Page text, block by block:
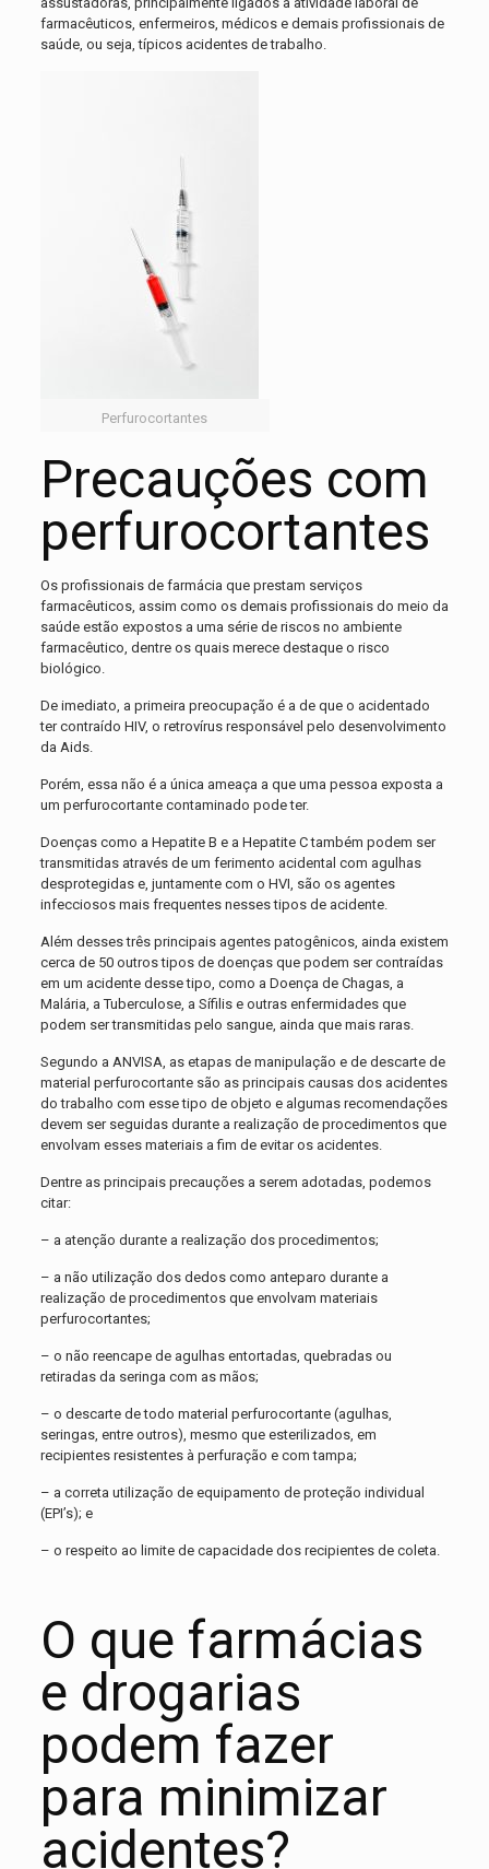
farmacêuticos, enfermeiros, médicos e demais profissionais de
saúde, ou seja, típicos acidentes de trabalho.
Perfurocortantes
Precauções com
perfurocortantes
Os profissionais de farmácia que prestam serviços
farmacêuticos, assim como os demais profissionais do meio da
saúde estão expostos a uma série de riscos no ambiente
farmacêutico, dentre os quais merece destaque o risco
biológico.
De imediato, a primeira preocupação é a de que o acidentado
ter contraído HIV, o retrovírus responsável pelo desenvolvimento
da Aids.
Porém, essa não é a única ameaça a que uma pessoa exposta a
um perfurocortante contaminado pode ter.
Doenças como a Hepatite B e a Hepatite C também podem ser
transmitidas através de um ferimento acidental com agulhas
desprotegidas e, juntamente com o HVI, são os agentes
infecciosos mais frequentes nesses tipos de acidente.
Além desses três principais agentes patogênicos, ainda existem
cerca de 50 outros tipos de doenças que podem ser contraídas
em um acidente desse tipo, como a Doença de Chagas, a
Malária, a Tuberculose, a Sífilis e outras enfermidades que
podem ser transmitidas pelo sangue, ainda que mais raras.
Segundo a ANVISA, as etapas de manipulação e de descarte de
material perfurocortante são as principais causas dos acidentes
do trabalho com esse tipo de objeto e algumas recomendações
devem ser seguidas durante a realização de procedimentos que
envolvam esses materiais a fim de evitar os acidentes.
Dentre as principais precauções a serem adotadas, podemos
citar:
– a atenção durante a realização dos procedimentos;
– a não utilização dos dedos como anteparo durante a
realização de procedimentos que envolvam materiais
perfurocortantes;
– o não reencape de agulhas entortadas, quebradas ou
retiradas da seringa com as mãos;
– o descarte de todo material perfurocortante (agulhas,
seringas, entre outros), mesmo que esterilizados, em
recipientes resistentes à perfuração e com tampa;
– a correta utilização de equipamento de proteção individual
(EPI’s); e
– o respeito ao limite de capacidade dos recipientes de coleta.
O que farmácias
e drogarias
podem fazer
para minimizar
acidentes?